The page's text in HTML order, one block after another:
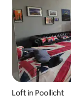
Loft in Poollicht